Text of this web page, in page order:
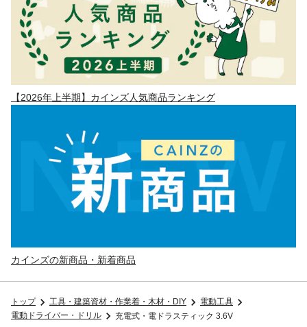
【2026年上半期】カインズ人気商品ランキング
カインズの新商品・新着商品
トップ 工具・建築資材・作業着・木材・DIY
電動工具
電動ドライバー・ドリル
充電式・電ドラスティック 3.6V